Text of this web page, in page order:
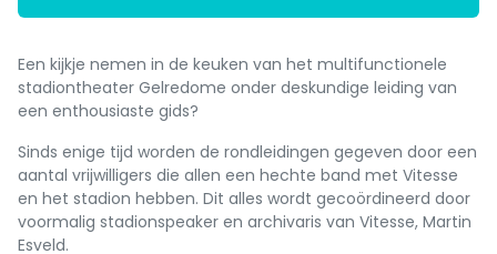
Een kijkje nemen in de keuken van het multifunctionele
stadiontheater Gelredome onder deskundige leiding van
een enthousiaste gids?
Sinds enige tijd worden de rondleidingen gegeven door een
aantal vrijwilligers die allen een hechte band met Vitesse
en het stadion hebben. Dit alles wordt gecoördineerd door
voormalig stadionspeaker en archivaris van Vitesse, Martin
Esveld.